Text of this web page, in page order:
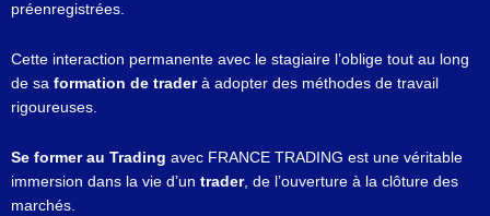
préenregistrées.
Cette interaction permanente avec le stagiaire l’oblige tout au long
de sa formation de traderà adopter des méthodes de travail
rigoureuses.
Se former au Trading avec FRANCE TRADING est une véritable
immersion dans la vie d’un trader, de l’ouverture à la clôture des
marchés.